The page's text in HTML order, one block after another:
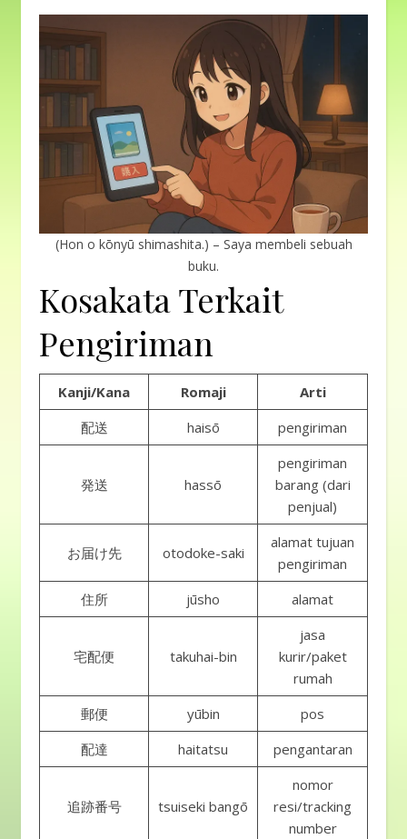
(Hon o kōnyū shimashita.) – Saya membeli sebuah
buku.
Kosakata Terkait
Pengiriman
Kanji/Kana Romaji
Arti
配送
haisō pengiriman
発送 hassō
pengiriman
barang (dari
penjual)
お届け先 otodoke-saki
alamat tujuan
pengiriman
住所
jūsho alamat
宅配便 takuhai-bin
jasa
kurir/paket
rumah
郵便
yūbin
pos
配達
haitatsu pengantaran
追跡番号 tsuiseki bangō
nomor
resi/tracking
number